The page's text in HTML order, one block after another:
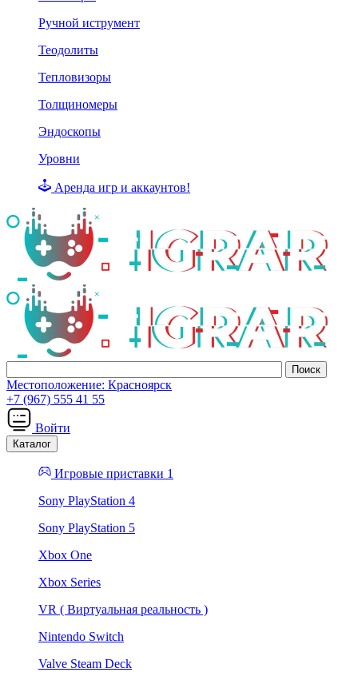
Ручной иструмент
Теодолиты
Тепловизоры
Толщиномеры
Эндоскопы
Уровни
Аренда игр и аккаунтов!
Местоположение: Красноярск
+7 (967) 555 41 55
Войти
Каталог
Игровые приставки 1
Sony PlayStation 4
Sony PlayStation 5
Xbox One
Xbox Series
VR ( Виртуальная реальность )
Nintendo Switch
Valve Steam Deck